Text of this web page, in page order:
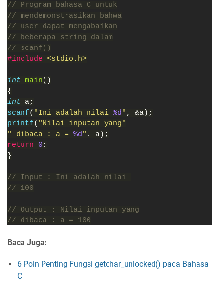
// Program bahasa C untuk
// mendemonstrasikan bahwa
// user dapat mengabaikan
// beberapa string dalam
// scanf()
#include <stdio.h>
int main()
{
int a;
scanf( "Ini adalah nilai %d " , &a);
printf( "Nilai inputan yang"
" dibaca : a = %d " , a);
return 0 ;
}
// Input : Ini adalah nilai
// 100
// Output : Nilai inputan yang
// dibaca : a = 100
Baca Juga:
6 Poin Penting Fungsi getchar_unlocked() pada Bahasa
C